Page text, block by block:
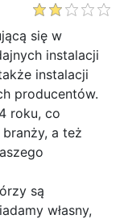
się w
instalacji
instalacji
producentów.
roku, co
a też
są
własny,